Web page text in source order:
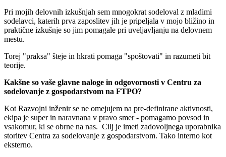
Pri mojih delovnih izkušnjah sem mnogokrat sodeloval z mladimi
sodelavci, katerih prva zaposlitev jih je pripeljala v mojo bližino in
praktične izkušnje so jim pomagale pri uveljavljanju na delovnem
mestu.
Torej "praksa" šteje in hkrati pomaga "spoštovati" in razumeti bit
teorije.
Kakšne so vaše glavne naloge in odgovornosti v Centru za
sodelovanje z gospodarstvom na FTPO?
Kot Razvojni inženir se ne omejujem na pre-definirane aktivnosti,
ekipa je super in naravnana v pravo smer - pomagamo povsod in
vsakomur, ki se obrne na nas. Cilj je imeti zadovoljnega uporabnika
storitev Centra za sodelovanje z gospodarstvom. Tako interno kot
eksterno.